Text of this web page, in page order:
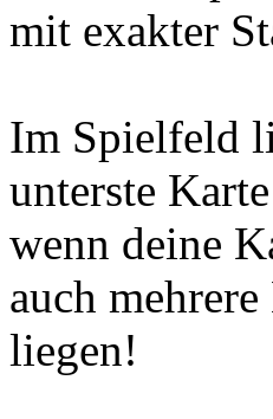
mit exakter
Im Spielfeld
unterste
wenn deine
auch
liegen!